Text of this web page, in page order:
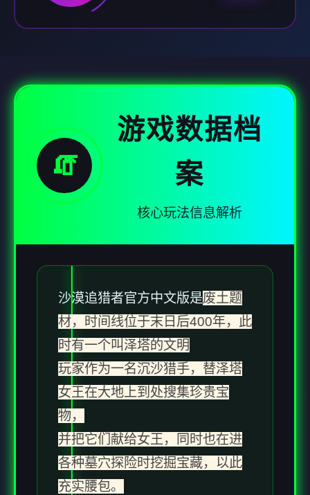
🧯
游戏数据档
案
核心玩法信息解析
沙漠追猎者官方中文版是废土题
材，时间线位于末日后400年，此
时有一个叫泽塔的文明
玩家作为一名沉沙猎手，替泽塔
女王在大地上到处搜集珍贵宝
物，
并把它们献给女王，同时也在进
各种墓穴探险时挖掘宝藏，以此
充实腰包。